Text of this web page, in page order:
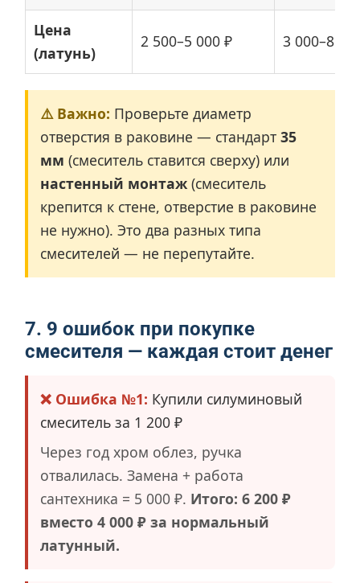
Цена
(латунь)
2 500–5 000 ₽ 3 000–8
⚠️ Важно: Проверьте диаметр
отверстия в раковине — стандарт 35
мм (смеситель ставится сверху) или
настенный монтаж (смеситель
крепится к стене, отверстие в раковине
не нужно). Это два разных типа
смесителей — не перепутайте.
7. 9 ошибок при покупке
смесителя — каждая стоит денег
❌ Ошибка №1: Купили силуминовый
смеситель за 1 200 ₽
Через год хром облез, ручка
отвалилась. Замена + работа
сантехника = 5 000 ₽. Итого: 6 200 ₽
вместо 4 000 ₽ за нормальный
латунный.